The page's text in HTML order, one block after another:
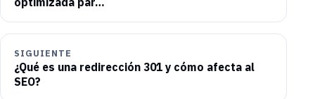
SIGUIENTE
¿Qué es una redirección 301 y cómo afecta al
SEO?